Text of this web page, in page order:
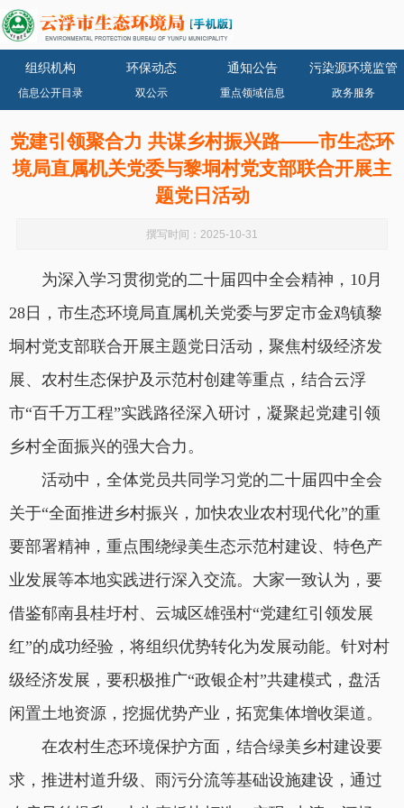
组织机构 环保动态 通知公告 污染源环境监管
信息公开目录 双公示 重点领域信息 政务服务
党建引领聚合力 共谋乡村振兴路——市生态环
境局直属机关党委与黎垌村党支部联合开展主
题党日活动
撰写时间：2025-10-31
为深入学习贯彻党的二十届四中全会精神，10月
28日，市生态环境局直属机关党委与罗定市金鸡镇黎
垌村党支部联合开展主题党日活动，聚焦村级经济发
展、农村生态保护及示范村创建等重点，结合云浮
市“百千万工程”实践路径深入研讨，凝聚起党建引领
乡村全面振兴的强大合力。
活动中，全体党员共同学习党的二十届四中全会
关于“全面推进乡村振兴，加快农业农村现代化”的重
要部署精神，重点围绕绿美生态示范村建设、特色产
业发展等本地实践进行深入交流。大家一致认为，要
借鉴郁南县桂圩村、云城区雄强村“党建红引领发展
红”的成功经验，将组织优势转化为发展动能。针对村
级经济发展，要积极推广“政银企村”共建模式，盘活
闲置土地资源，挖掘优势产业，拓宽集体增收渠道。
在农村生态环境保护方面，结合绿美乡村建设要
求，推进村道升级、雨污分流等基础设施建设，通过